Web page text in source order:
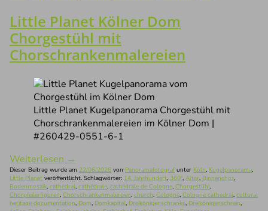
Little Planet Kölner Dom
Chorgestühl mit
Chorschrankenmalereien
Little Planet Kugelpanorama Chorgestühl mit
Chorschrankenmalereien im Kölner Dom |
#260429-0551-6-1
Weiterlesen →
Dieser Beitrag wurde am 22/06/2026 von Panoramafotografunter Köln, Kugelpanorama,
Little Planet veröffentlicht. Schlagwörter: 14. Jahrhundert, 360°, Altar, Binnenchor,
Bodenmosaik, cathedral, cathédrale, cathédrale de Cologne, Chorgestühl,
Chorpfeilerfiguren, Chorschrankenmalereien, church, Cologne, Cologne cathedral, cultural
heritage documentation, Dom, Domkapitel, Dreikönigenschranke, Dreikönigenschrein,